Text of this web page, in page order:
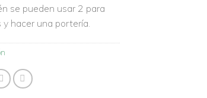
se pueden usar 2 para
hacer una portería.